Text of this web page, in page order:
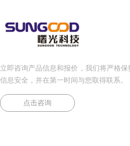
立即咨询产品信息和报价，我们将严格保
信息安全，并在第一时间与您取得联系。
点击咨询